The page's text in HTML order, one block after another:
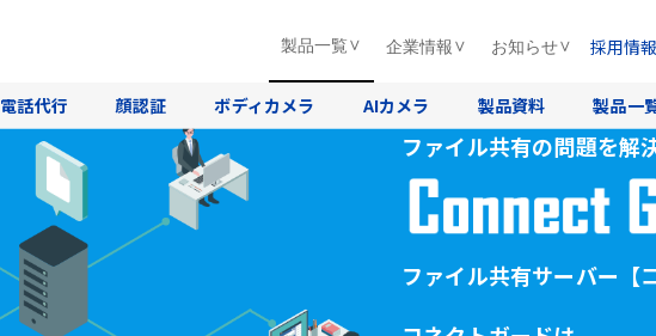
製品一覧
電話代行 顔認証 ボディカメラ AIカメラ 製品資料 製品一
企業情報 お知らせ 採用情
ファイル共有の問題を解
ファイル共有サーバー